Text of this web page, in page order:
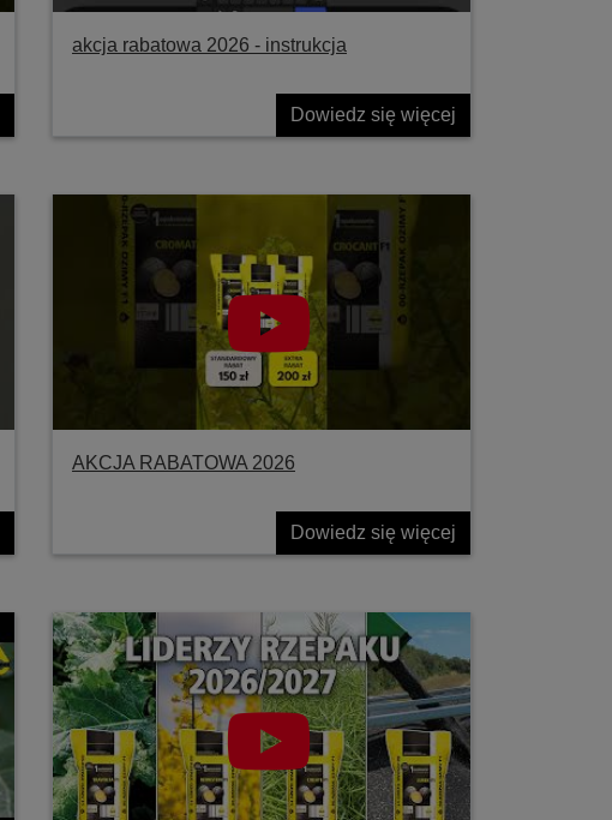
akcja rabatowa 2026 - instrukcja
Dowiedz się więcej
AKCJA RABATOWA 2026
Dowiedz się więcej